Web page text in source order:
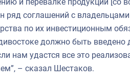
ряд соглашений с
по их инвестиционным
должно быть
нам удастся все это
– сказал Шестаков.